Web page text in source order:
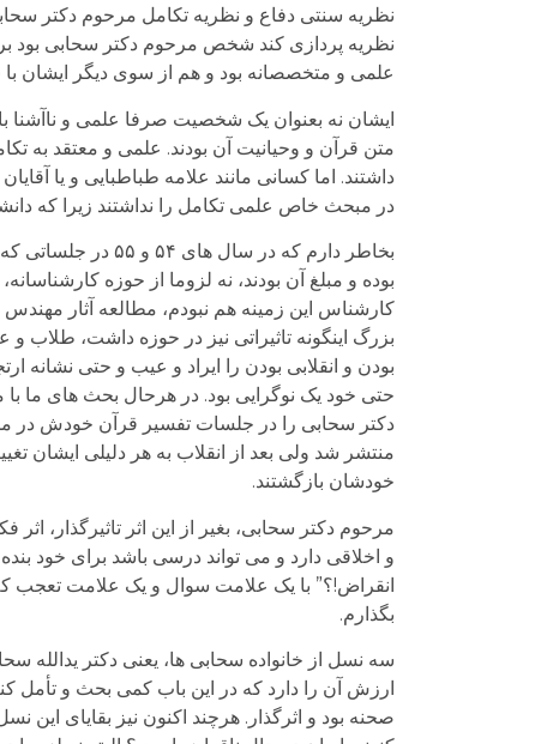
نظریه سنتی دفاع و نظریه تکامل مرحوم دکتر
نظریه پردازی کند شخص مرحوم دکتر سحابی بود
علمی و متخصصانه بود و هم از سوی دیگر ایشان با
ایشان نه بعنوان یک شخصیت صرفا علمی و ناآشنا
متن قرآن و وحیانیت آن بودند. علمی و معتقد به
داشتند. اما کسانی مانند علامه طباطبایی و یا
در مبحث خاص علمی تکامل را نداشتند زیرا که
بخاطر دارم که در
بوده و مبلغ آن بودند، نه لزوما از حوزه
کارشناس این زمینه هم نبودم، مطالعه آثار
بزرگ اینگونه تاثیراتی نیز در حوزه داشت، طلاب
بودن و انقلابی بودن را ایراد و عیب و حتی نشانه
حتی خود یک نوگرایی بود. در هرحال بحث های ما
دکتر سحابی را در جلسات تفسیر قرآن خودش در
منتشر شد ولی بعد از انقلاب به هر دلیلی ایشان
خودشان بازگشتند.
مرحوم دکتر سحابی، بغیر از این اثر تاثیرگذار،
و اخلاقی دارد و می تواند درسی باشد برای خود
انقراض!؟” با یک علامت سوال و یک علامت تعجب
بگذارم.
سه نسل از خانواده سحابی ها، یعنی دکتر
صحنه بود و اثرگذار. هرچند اکنون نیز بقایای این